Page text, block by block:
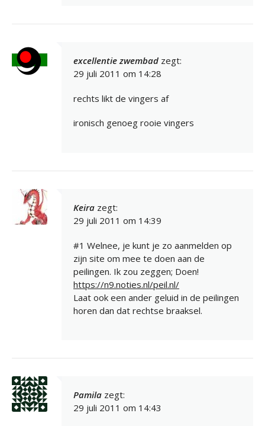
excellentie zwembad zegt:
29 juli 2011 om 14:28
rechts likt de vingers af
ironisch genoeg rooie vingers
Keira zegt:
29 juli 2011 om 14:39
#1 Welnee, je kunt je zo aanmelden op
zijn site om mee te doen aan de
peilingen. Ik zou zeggen; Doen!
https://n9.noties.nl/peil.nl/
Laat ook een ander geluid in de peilingen
horen dan dat rechtse braaksel.
Pamila zegt:
29 juli 2011 om 14:43